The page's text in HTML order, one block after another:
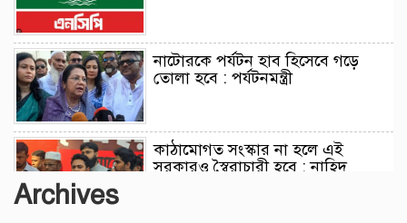
নাটোরকে পর্যটন হাব হিসেবে গড়ে
তোলা হবে : পর্যটনমন্ত্রী
কাঠামোগত সংস্কার না হলে এই
সরকারও স্বৈরাচারী হবে : নাহিদ
Archives